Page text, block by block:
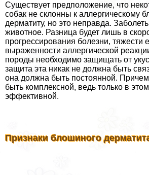
Существует предположение, что
собак не склонны к аллергическому
дерматиту, но это неправда.
животное. Разница будет лишь в
прогрессирования болезни, тяжести
выраженности аллергической
породы необходимо защищать от
защита эта никак не должна быть
она должна быть постоянной.
быть комплексной, ведь только в
эффективной.
Признаки блошиного